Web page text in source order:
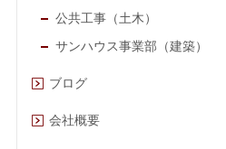
公共工事（土木）
サンハウス事業部（建築）
ブログ
会社概要